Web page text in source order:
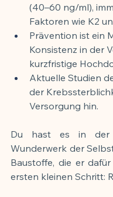
(40–60 ng/ml),
Faktoren wie K2
Prävention ist ein
Konsistenz in der
kurzfristige
Aktuelle Studien
der
Versorgung hin.
Du hast es in der
Wunderwerk der
Baustoffe, die er
ersten kleinen Schritt: